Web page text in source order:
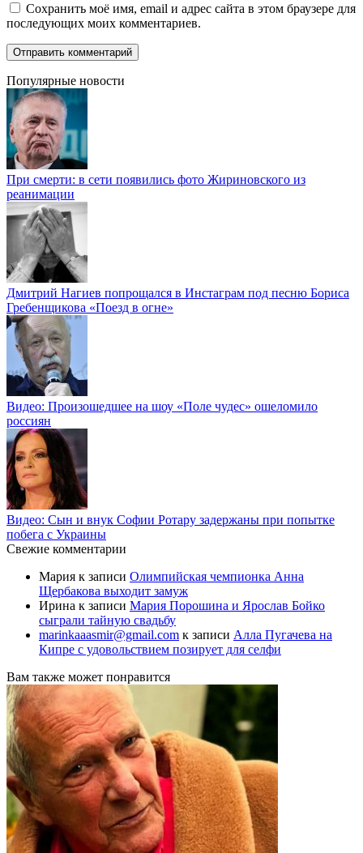
Сохранить моё имя, email и адрес сайта в этом браузере для
последующих моих комментариев.
Популярные новости
При смерти: в сети появились фото Жириновского из
реанимации
Дмитрий Нагиев попрощался в Инстаграм под песню Бориса
Гребенщикова «Поезд в огне»
Видео: Произошедшее на шоу «Поле чудес» ошеломило
россиян
Видео: Сын и внук Софии Ротару задержаны при попытке
побега с Украины
Свежие комментарии
Мария к записи Олимпийская чемпионка Анна
Щербакова выходит замуж
Ирина к записи Мария Порошина и Ярослав Бойко
сыграли тайную свадьбу
marinkaaasmir@gmail.com к записи Алла Пугачева на
Кипре с удовольствием позирует для селфи
Вам также может понравится